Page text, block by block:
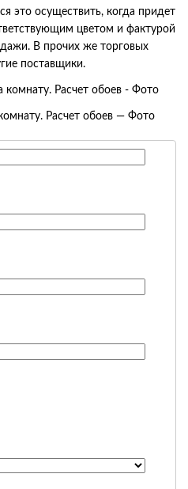
это осуществить, когда придет
цветом и фактурой
В прочих же торговых
поставщики.
Расчет обоев — Фото